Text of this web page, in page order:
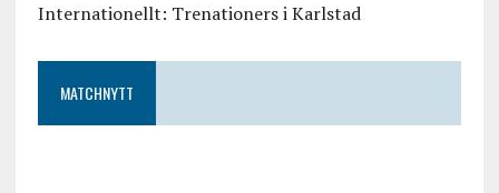
Internationellt: Trenationers i Karlstad
MATCHNYTT